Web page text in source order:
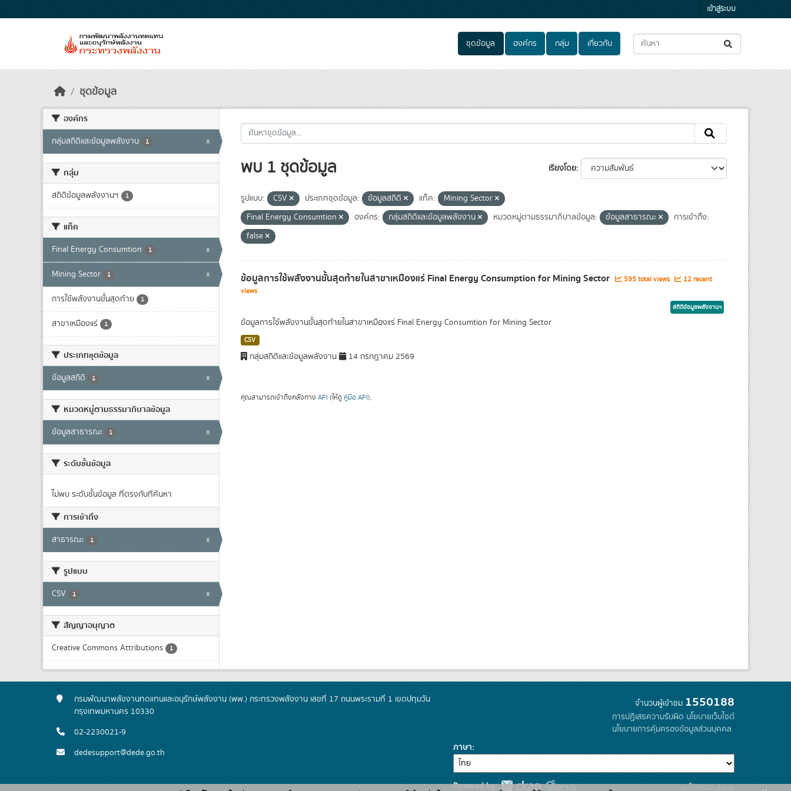
เข้าสู่ระบบ
ชุดข้อมูล องค์กร กลุ่ม เกี่ยวกับ
ชุดข้อมูล
องค์กร
กลุ่มสถิติและข้อมูลพลังงาน 1 x
กลุ่ม
สถิติข้อมูลพลังงานฯ 1
แท็ค
Final Energy Consumtion 1 x
Mining Sector 1 x
การใช้พลังงานขั้นสุดท้าย 1
สาขาเหมืองแร่ 1
ประเภทชุดข้อมูล
ข้อมูลสถิติ 1 x
หมวดหมู่ตามธรรมาภิบาลข้อมูล
ข้อมูลสาธารณะ 1 x
ระดับชั้นข้อมูล
ไม่พบ ระดับชั้นข้อมูล ที่ตรงกับที่ค้นหา
การเข้าถึง
สาธารณะ 1 x
รูปแบบ
CSV 1 x
สัญญาอนุญาต
Creative Commons Attributions 1
เรียงโดย
พบ 1 ชุดข้อมูล
รูปแบบ: CSV ประเภทชุดข้อมูล: ข้อมูลสถิติ แท็ค:
Mining Sector
Final Energy Consumtion
องค์กร: กลุ่มสถิติและข้อมูลพลังงาน หมวดหมู่ตามธรรมาภิบาลข้อมูล: ข้อมูลสาธารณะ
การเข้าถึง:
false
ข้อมูลการใช้พลังงานขั้นสุดท้ายในสาขาเหมืองแร่ Final Energy Consumption for Mining Sector 595 total views
12 recent
views
สถิติข้อมูลพลังงานฯ
ข้อมูลการใช้พลังงานขั้นสุดท้ายในสาขาเหมืองแร่ Final Energy Consumtion for Mining Sector
CSV
กลุ่มสถิติและข้อมูลพลังงาน 14 กรกฎาคม 2569
คุณสามารถเข้าถึงคลังทาง API (ให้ดู คู่มือ API).
กรมพัฒนาพลังงานทดแทนและอนุรักษ์พลังงาน (พพ.) กระทรวงพลังงาน เลขที่ 17 ถนนพระรามที่ 1 เขตปทุมวัน
กรุงเทพมหานคร 10330
02-2230021-9
dedesupport@dede.go.th
จำนวนผู้เข้าชม 1550188
การปฏิเสธความรับผิด นโยบายเว็บไซต์
นโยบายการคุ้มครองข้อมูลส่วนบุคคล
ภาษา
Powered by: รุ่นโปรแกรม: 3.0.0